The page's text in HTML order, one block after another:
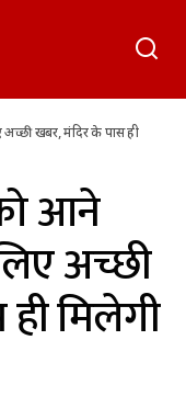
खबर, मंदिर के पास ही
आने
अच्छी
मिलेगी